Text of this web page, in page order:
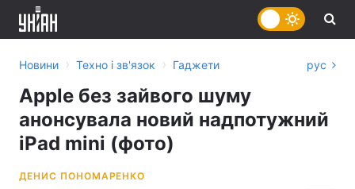
Новини › Техно і зв'язок › Гаджети рус
Apple без зайвого шуму
анонсувала новий надпотужний
iPad mini (фото)
ДЕНИС ПОНОМАРЕНКО